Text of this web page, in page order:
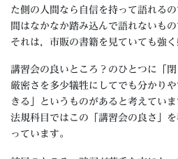
た側の人間なら自信を持って語れる
間はなかなか踏み込んで語れないもの
それは，市販の書籍を見ていても強く
講習会の良いところ？のひとつに「閉
厳密さを多少犠牲にしてでも分かり
きる」というものがあると考えていま
法規科目ではこの「講習会の良さ」
っています。